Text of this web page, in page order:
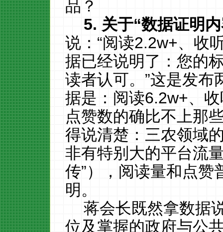
品？
5.关于“数据证明
说：“阅读2.2w+、收
据已经说明了：您的
读者认可。”这是发布
据是：阅读6.2w+、
点赞数的确比不上那
得说清楚：三农领域
非有特别大的平台流
传”），阅读量和点
明。
蒋会长既然拿数据
位及掌握的政府与公